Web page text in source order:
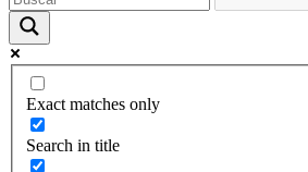
Exact matches only
Search in title